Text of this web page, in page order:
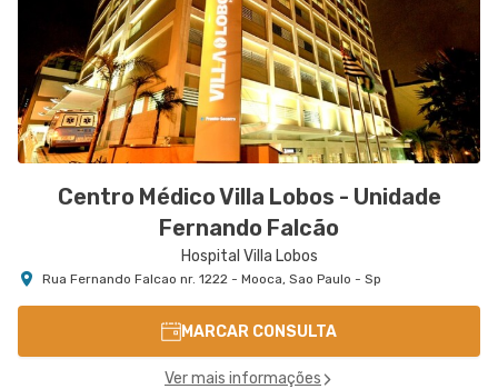
Centro Médico Villa Lobos - Unidade
Fernando Falcão
Hospital Villa Lobos
Rua Fernando Falcao nr. 1222 - Mooca, Sao Paulo - Sp
MARCAR CONSULTA
Ver mais informações